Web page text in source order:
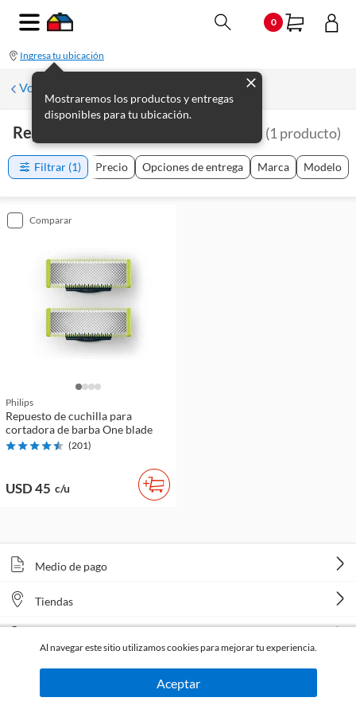
0
Ingresa tu ubicación
Mostraremos los productos y entregas
disponibles para tu ubicación.
Volver a Electrodomésticos del Hogar
Repuestos De Cortadoras De Barba (1 producto)
Filtrar (1) Precio Opciones de entrega Marca Modelo
comparar
Philips
Repuesto de cuchilla para
cortadora de barba One blade
(201)
USD 45 c/u
Medio de pago
Tiendas
Al navegar este sitio utilizamos cookies para mejorar tu experiencia.
Aceptar